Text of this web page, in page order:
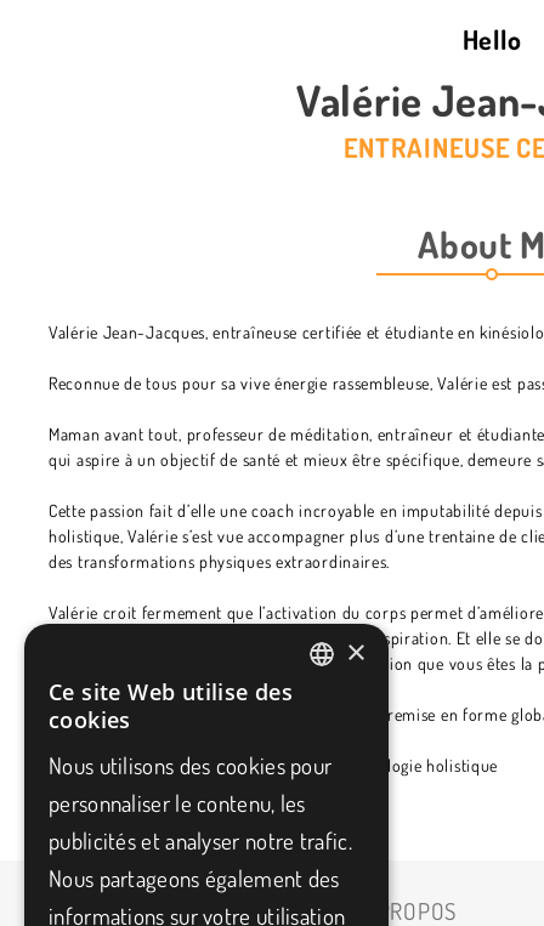
Hello
Valérie
ENTRAINEUSE
About
Valérie Jean-Jacques, entraîneuse certifiée et étudiante en
Reconnue de tous pour sa vive énergie rassembleuse, Valérie est
Maman avant tout, professeur de méditation, entraîneur et
qui aspire à un objectif de santé et mieux être spécifique, demeure
Cette passion fait d’elle une coach incroyable en imputabilité
holistique, Valérie s’est vue accompagner plus d’une trentaine de
des transformations physiques extraordinaires.
Valérie croit fermement que l’activation du corps permet
réduction du stress et l’harmonisation de la respiration. Et elle se
entraînements, vous ressortirez avec la conviction que vous êtes
Clientèle cible: personnes adultes nécessitant remise en forme
Expertise: exercices cardiovasculaires, kinésiologie holistique
ACCUEIL
À PROPOS
FRENCH
×
Ce site Web utilise des
cookies
Nous utilisons des cookies pour
personnaliser le contenu, les
publicités et analyser notre trafic.
Nous partageons également des
informations sur votre utilisation